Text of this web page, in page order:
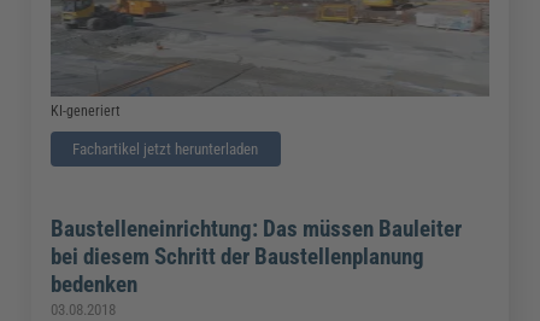
KI-generiert
Fachartikel jetzt herunterladen
Baustelleneinrichtung: Das müssen Bauleiter
bei diesem Schritt der Baustellenplanung
bedenken
03.08.2018